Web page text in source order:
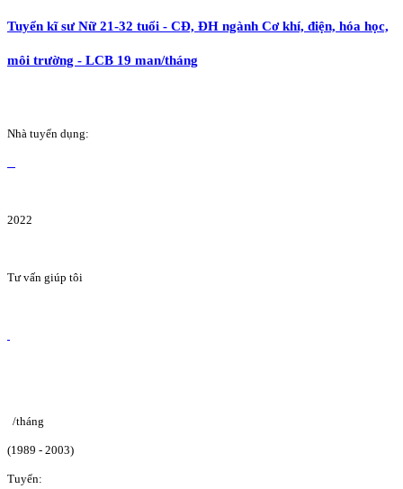
Tuyển kĩ sư Nữ 21-32 tuổi - CĐ, ĐH ngành Cơ khí, điện, hóa học,
môi trường - LCB 19 man/tháng
Nhà tuyển dụng:
2022
Tư vấn giúp tôi
/tháng
(1989 - 2003)
Tuyển: